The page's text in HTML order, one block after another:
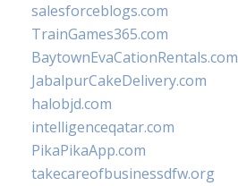
salesforceblogs.com
TrainGames365.com
BaytownEvaCationRentals.com
JabalpurCakeDelivery.com
halobjd.com
intelligenceqatar.com
PikaPikaApp.com
takecareofbusinessdfw.org